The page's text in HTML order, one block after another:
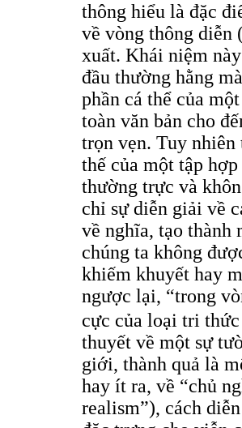
thông hiểu là đặc
về vòng thông diễn
xuất. Khái niệm
đầu thường hằng
phần cá thể của
toàn văn bản cho
trọn vẹn. Tuy nhiên
thế của một tập
thường trực và
chỉ sự diễn giải về
về nghĩa, tạo thành
chúng ta không
khiếm khuyết hay
ngược lại, “trong
cực của loại tri
thuyết về một sự
giới, thành quả là
hay ít ra, về “chủ
realism”), cách